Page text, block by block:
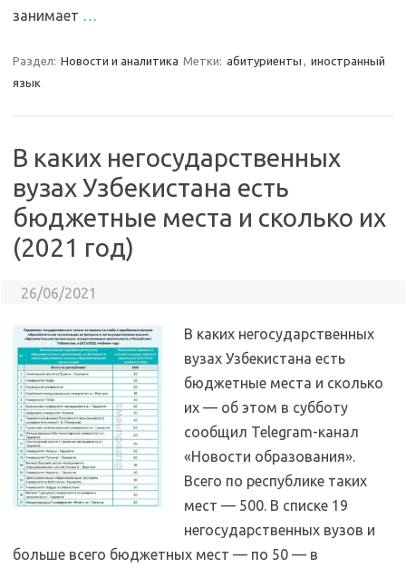
занимает …
Раздел: Новости и аналитика Метки: абитуриенты , иностранный
язык
В каких негосударственных
вузах Узбекистана есть
бюджетные места и сколько их
(2021 год)
26/06/2021
В каких негосударственных
вузах Узбекистана есть
бюджетные места и сколько
их — об этом в субботу
сообщил Telegram-канал
«Новости образования».
Всего по республике таких
мест — 500. В списке 19
негосударственных вузов и
больше всего бюджетных мест — по 50 — в